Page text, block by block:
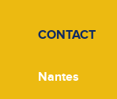
CONTACT
Nantes